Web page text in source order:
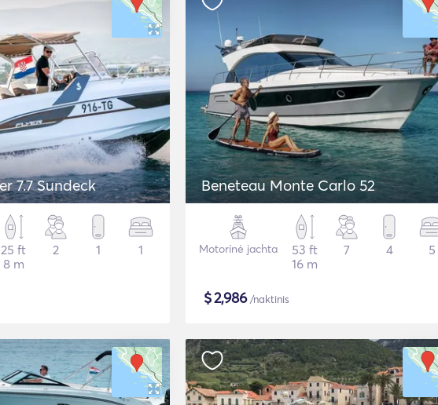
7.7 Sundeck
25 ft
8 m
2 1 1
Beneteau Monte Carlo 52
Motorinė jachta
53 ft
16 m
7 4 5
$2,986/naktinis